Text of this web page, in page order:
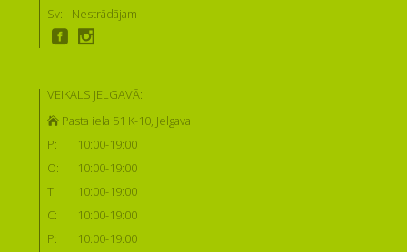
Sv:
Nestrādājam
VEIKALS JELGAVĀ:
Pasta iela 51 K-10, Jelgava
P:
10:00-19:00
O:
10:00-19:00
T:
10:00-19:00
C:
10:00-19:00
P:
10:00-19:00